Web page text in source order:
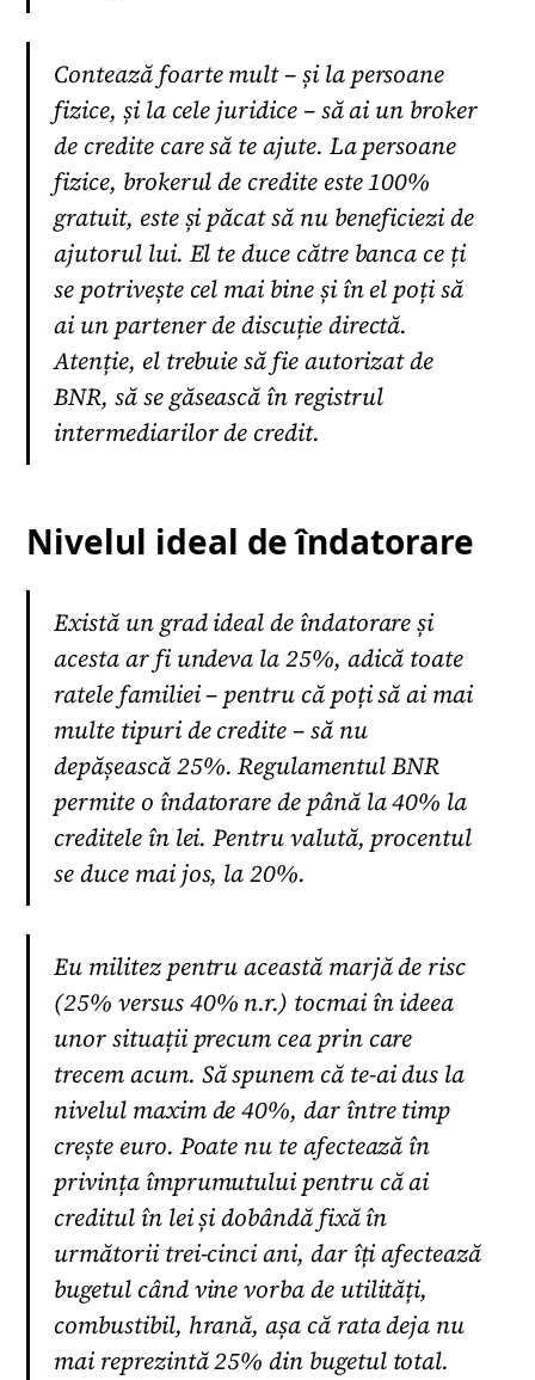
Contează foarte mult – și la persoane
fizice, și la cele juridice – să ai un broker
de credite care să te ajute. La persoane
fizice, brokerul de credite este 100%
gratuit, este și păcat să nu beneficiezi de
ajutorul lui. El te duce către banca ce ți
se potrivește cel mai bine și în el poți să
ai un partener de discuție directă.
Atenție, el trebuie să fie autorizat de
BNR, să se găsească în registrul
intermediarilor de credit.
Nivelul ideal de îndatorare
Există un grad ideal de îndatorare și
acesta ar fi undeva la 25%, adică toate
ratele familiei – pentru că poți să ai mai
multe tipuri de credite – să nu
depășească 25%. Regulamentul BNR
permite o îndatorare de până la 40% la
creditele în lei. Pentru valută, procentul
se duce mai jos, la 20%.
Eu militez pentru această marjă de risc
(25% versus 40% n.r.) tocmai în ideea
unor situații precum cea prin care
trecem acum. Să spunem că te-ai dus la
nivelul maxim de 40%, dar între timp
crește euro. Poate nu te afectează în
privința împrumutului pentru că ai
creditul în lei și dobândă fixă în
următorii trei-cinci ani, dar îți afectează
bugetul când vine vorba de utilități,
combustibil, hrană, așa că rata deja nu
mai reprezintă 25% din bugetul total.